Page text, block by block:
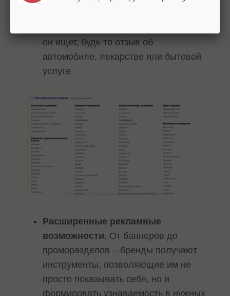
он ищет, будь то отзыв об
автомобиле, лекарстве или бытовой
услуге.
Расширенные рекламные
возможности. От баннеров до
проморазделов – бренды получают
инструменты, позволяющие им не
просто показывать себя, но и
формировать узнаваемость в нужных